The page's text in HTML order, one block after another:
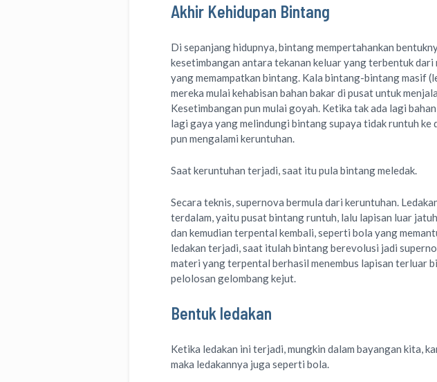
Akhir Kehidupan Bintang
Di sepanjang hidupnya, bintang mempertahankan
kesetimbangan antara tekanan keluar yang terbentuk
yang memampatkan bintang. Kala bintang-bintang masif
mereka mulai kehabisan bahan bakar di pusat untuk
Kesetimbangan pun mulai goyah. Ketika tak ada lagi
lagi gaya yang melindungi bintang supaya tidak runtuh
pun mengalami keruntuhan.
Saat keruntuhan terjadi, saat itu pula bintang meledak.
Secara teknis, supernova bermula dari keruntuhan.
terdalam, yaitu pusat bintang runtuh, lalu lapisan luar
dan kemudian terpental kembali, seperti bola yang
ledakan terjadi, saat itulah bintang berevolusi jadi
materi yang terpental berhasil menembus lapisan terluar
pelolosan gelombang kejut.
Bentuk ledakan
Ketika ledakan ini terjadi, mungkin dalam bayangan kita,
maka ledakannya juga seperti bola.